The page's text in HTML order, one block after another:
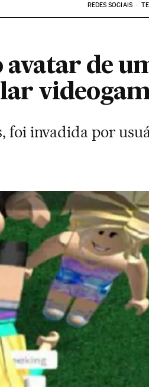
REDES SOCIAIS
avatar de
foi invadida por